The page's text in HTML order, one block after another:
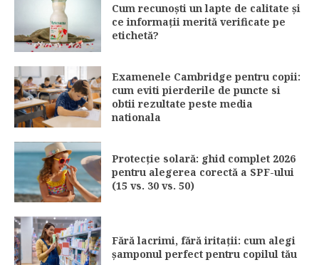
Cum recunoști un lapte de calitate și
ce informații merită verificate pe
etichetă?
Examenele Cambridge pentru copii:
cum eviti pierderile de puncte si
obtii rezultate peste media
nationala
Protecție solară: ghid complet 2026
pentru alegerea corectă a SPF-ului
(15 vs. 30 vs. 50)
Fără lacrimi, fără iritații: cum alegi
șamponul perfect pentru copilul tău